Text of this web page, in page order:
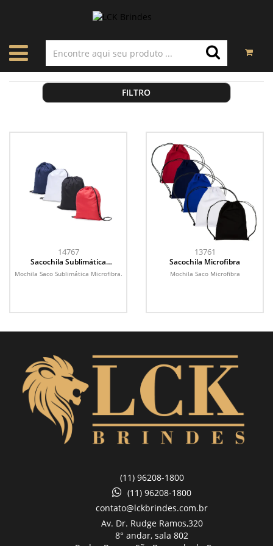
FILTRO
14767
Sacochila Sublimática
Microfibra
Mochila Saco Sublimática Microfibra.
13761
Sacochila Microfibra
Mochila Saco Microfibra
(11) 96208-1800
(11) 96208-1800
contato@lckbrindes.com.br
Av. Dr. Rudge Ramos,320
8° andar, sala 802